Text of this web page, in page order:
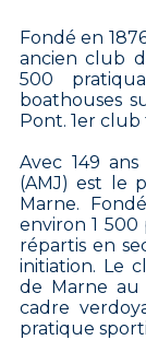
Fondé en
ancien club
500
boathouses
Pont. 1er club
Avec 149
(AMJ) est le
Marne.
environ 1
répartis en
initiation. Le
de Marne
cadre
pratique